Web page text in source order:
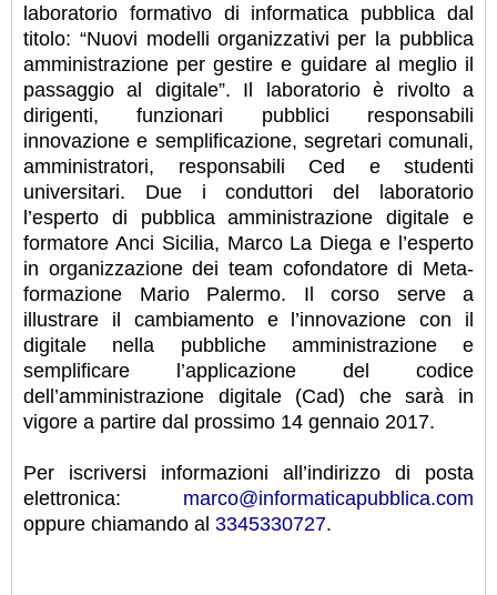
laboratorio formativo di informatica pubblica dal
titolo: “Nuovi modelli organizzativi per la pubblica
amministrazione per gestire e guidare al meglio il
passaggio al digitale”. Il laboratorio è rivolto a
dirigenti, funzionari pubblici responsabili
innovazione e semplificazione, segretari comunali,
amministratori, responsabili Ced e studenti
universitari. Due i conduttori del laboratorio
l’esperto di pubblica amministrazione digitale e
formatore Anci Sicilia, Marco La Diega e l’esperto
in organizzazione dei team cofondatore di Meta-
formazione Mario Palermo. Il corso serve a
illustrare il cambiamento e l’innovazione con il
digitale nella pubbliche amministrazione e
semplificare l’applicazione del codice
dell’amministrazione digitale (Cad) che sarà in
vigore a partire dal prossimo 14 gennaio 2017.
Per iscriversi informazioni all’indirizzo di posta
elettronica: marco@informaticapubblica.com
oppure chiamando al 3345330727.